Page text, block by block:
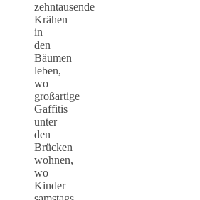
zehntausende
Krähen
in
den
Bäumen
leben,
wo
großartige
Gaffitis
unter
den
Brücken
wohnen,
wo
Kinder